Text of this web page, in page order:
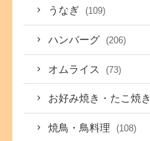
うなぎ (109)
ハンバーグ (206)
オムライス (73)
お好み焼き・たこ焼き
焼鳥・鳥料理 (108)